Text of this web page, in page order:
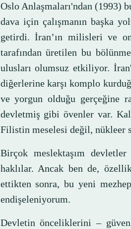
Oslo Anlaşmaları'ndan (1993)
dava için çalışmanın başka
getirdi. İran’ın milisleri ve
tarafından üretilen bu
ulusları olumsuz etkiliyor.
diğerlerine karşı komplo
ve yorgun olduğu gerçeğine
devletmiş gibi övenler var.
Filistin meselesi değil, nükleer
Birçok meslektaşım
haklılar. Ancak ben de,
ettikten sonra, bu yeni
endişeleniyorum.
Devletin önceliklerini –